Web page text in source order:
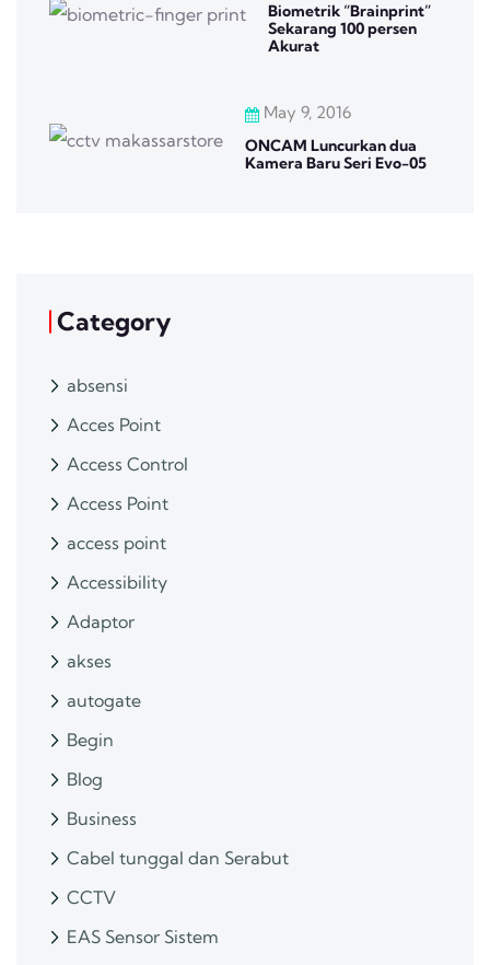
Biometrik “Brainprint”
Sekarang 100 persen
Akurat
May 9, 2016
ONCAM Luncurkan dua
Kamera Baru Seri Evo-05
Category
absensi
Acces Point
Access Control
Access Point
access point
Accessibility
Adaptor
akses
autogate
Begin
Blog
Business
Cabel tunggal dan Serabut
CCTV
EAS Sensor Sistem